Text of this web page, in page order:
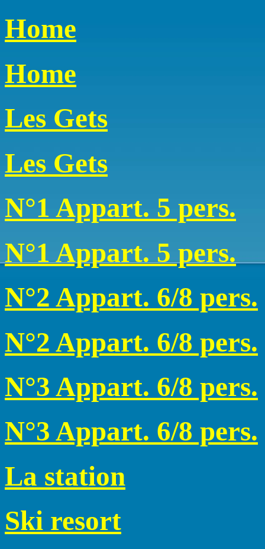
Home
Home
Les Gets
Les Gets
N°1 Appart. 5 pers.
N°1 Appart. 5 pers.
N°2 Appart. 6/8 pers.
N°2 Appart. 6/8 pers.
N°3 Appart. 6/8 pers.
N°3 Appart. 6/8 pers.
La station
Ski resort